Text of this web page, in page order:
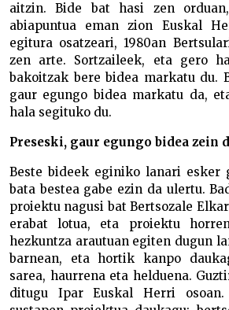
aitzin. Bide bat hasi zen
abiapuntua eman zion Euskal
egitura osatzeari, 1980an
zen arte. Sortzaileek, eta gero
bakoitzak bere bidea markatu du.
gaur egungo bidea markatu da,
hala segituko du.
Preseski, gaur egungo bidea zein
Beste bideek eginiko lanari esker
bata bestea gabe ezin da ulertu.
proiektu nagusi bat Bertsozale
erabat lotua, eta proiektu
hezkuntza arautuan egiten dugun
barnean, eta hortik kanpo
sarea, haurrena eta helduena.
ditugu Ipar Euskal Herri osoan.